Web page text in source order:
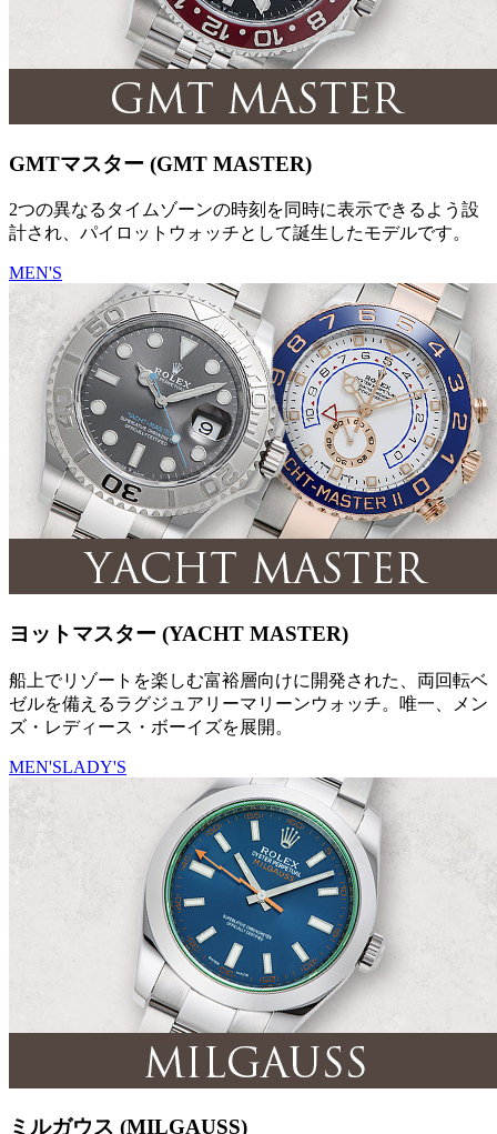
GMTマスター (GMT MASTER)
2つの異なるタイムゾーンの時刻を同時に表示できるよう設
計され、パイロットウォッチとして誕生したモデルです。
MEN'S
ヨットマスター (YACHT MASTER)
船上でリゾートを楽しむ富裕層向けに開発された、両回転ベ
ゼルを備えるラグジュアリーマリーンウォッチ。唯一、メン
ズ・レディース・ボーイズを展開。
MEN'SLADY'S
ミルガウス (MILGAUSS)